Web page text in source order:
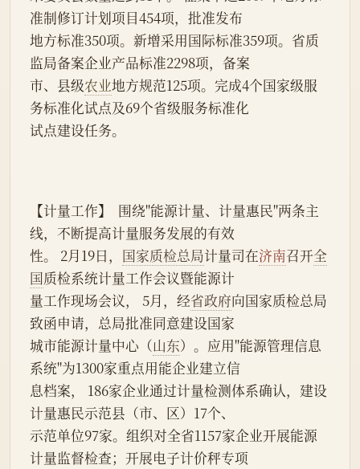
准制修订计划项目454项，批准发布
地方标准350项。新增采用国际标准359项。省质
监局备案企业产品标准2298项，备案
市、县级农业地方规范125项。完成4个国家级服
务标准化试点及69个省级服务标准化
试点建设任务。
【计量工作】  围绕"能源计量、计量惠民"两条主
线，不断提高计量服务发展的有效
性。 2月19日， 国家质检总局计量司在济南召开全
国质检系统计量工作会议暨能源计
量工作现场会议， 5月，经省政府向国家质检总局
致函申请，总局批准同意建设国家
城市能源计量中心（山东）。应用"能源管理信息
系统"为1300家重点用能企业建立信
息档案， 186家企业通过计量检测体系确认，建设
计量惠民示范县（市、区）17个、
示范单位97家。组织对全省1157家企业开展能源
计量监督检查；开展电子计价秤专项